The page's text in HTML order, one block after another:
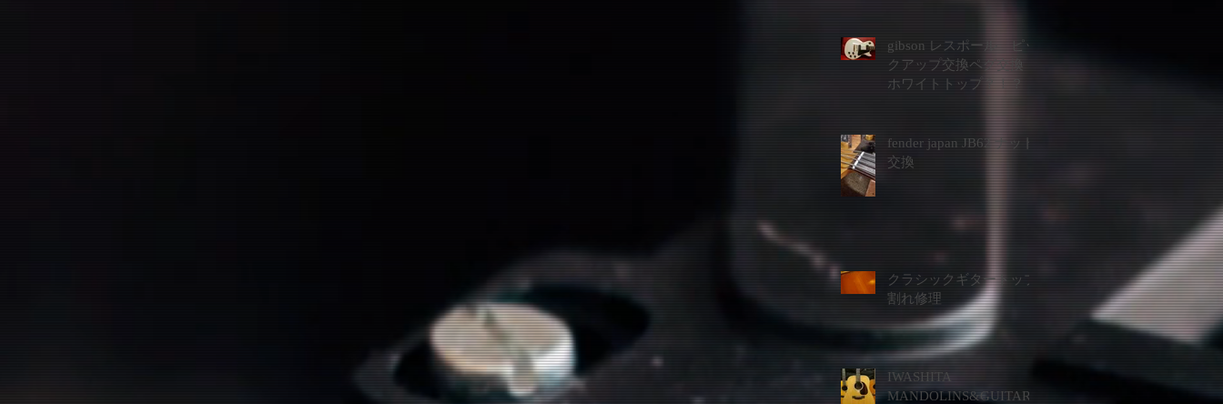
gibson レスポール ピッ
クアップ交換ペグ交換
ホワイトトップ？！？
fender japan JB62 ナット
交換
クラシックギタートップ
割れ修理
IWASHITA
MANDOLINS&GUITARS